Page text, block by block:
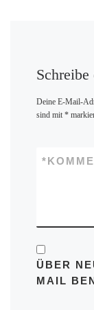
Deine E-Mail-
sind mit *
*
ÜBER
MAIL